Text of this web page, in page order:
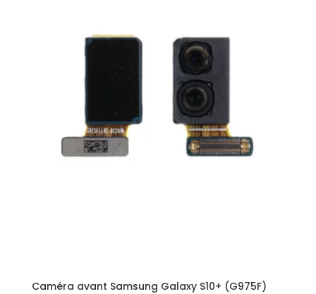
Caméra avant Samsung Galaxy S10+ (G975F)